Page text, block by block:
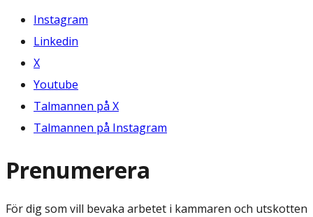
Instagram
Linkedin
X
Youtube
Talmannen på X
Talmannen på Instagram
Prenumerera
För dig som vill bevaka arbetet i kammaren och utskotten